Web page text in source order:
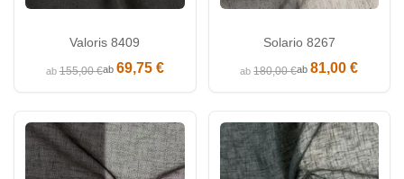
Valoris 8409
ab155,00 €ab 69,75 €
Solario 8267
ab180,00 €ab81,00 €